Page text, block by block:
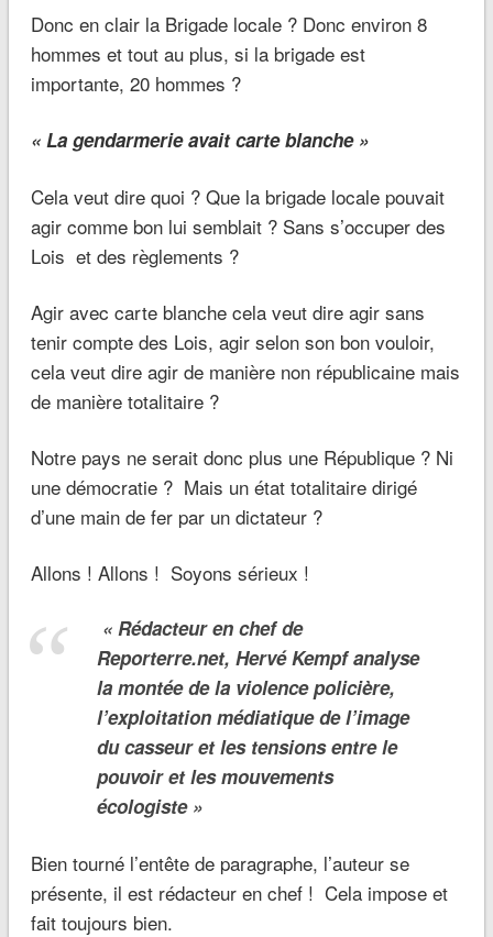
Donc en clair la Brigade locale ? Donc environ 8
hommes et tout au plus, si la brigade est
importante, 20 hommes ?
« La gendarmerie avait carte blanche »
Cela veut dire quoi ? Que la brigade locale pouvait
agir comme bon lui semblait ? Sans s’occuper des
Lois et des règlements ?
Agir avec carte blanche cela veut dire agir sans
tenir compte des Lois, agir selon son bon vouloir,
cela veut dire agir de manière non républicaine mais
de manière totalitaire ?
Notre pays ne serait donc plus une République ? Ni
une démocratie ? Mais un état totalitaire dirigé
d’une main de fer par un dictateur ?
Allons ! Allons ! Soyons sérieux !
« Rédacteur en chef de
Reporterre.net, Hervé Kempf analyse
la montée de la violence policière,
l’exploitation médiatique de l’image
du casseur et les tensions entre le
pouvoir et les mouvements
écologiste »
Bien tourné l’entête de paragraphe, l’auteur se
présente, il est rédacteur en chef ! Cela impose et
fait toujours bien.